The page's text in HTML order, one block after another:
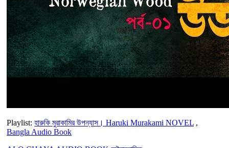
Playlist: হারুকি মুরাকামির উপন্যাস। Haruki Murakami NOVEL ,
Bangla Audio Book